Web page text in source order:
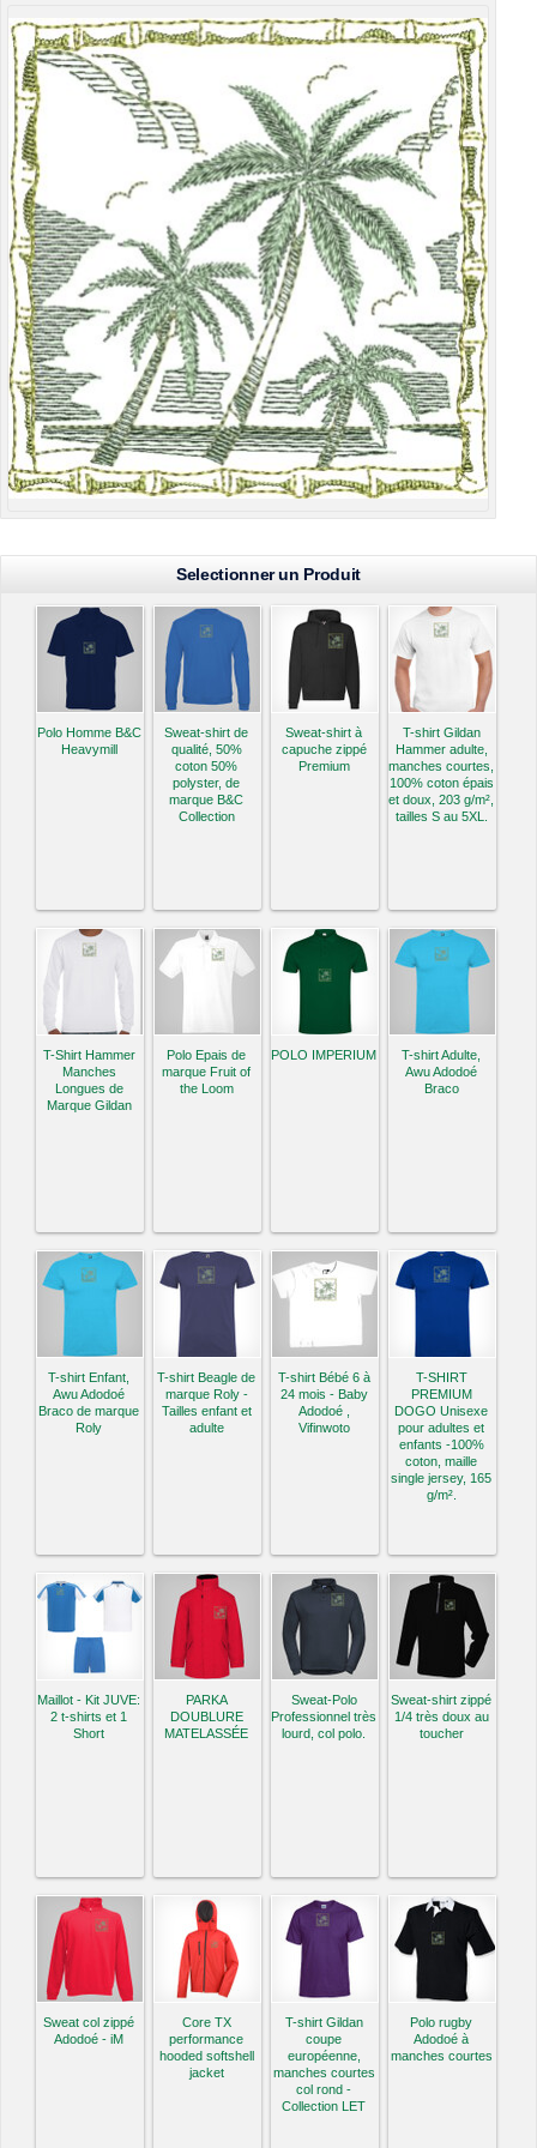
Selectionner un Produit
Polo Homme B&C
Heavymill
Sweat-shirt de
qualité, 50%
coton 50%
polyster, de
marque B&C
Collection
Sweat-shirt à
capuche zippé
Premium
T-shirt Gildan
Hammer adulte,
manches courtes,
100% coton épais
et doux, 203 g/m²,
tailles S au 5XL.
T-Shirt Hammer
Manches
Longues de
Marque Gildan
Polo Epais de
marque Fruit of
the Loom
POLO IMPERIUM
T-shirt Adulte,
Awu Adodoé
Braco
T-shirt Enfant,
Awu Adodoé
Braco de marque
Roly
T-shirt Beagle de
marque Roly -
Tailles enfant et
adulte
T-shirt Bébé 6 à
24 mois - Baby
Adodoé ,
Vifinwoto
T-SHIRT
PREMIUM
DOGO Unisexe
pour adultes et
enfants -100%
coton, maille
single jersey, 165
g/m².
Maillot - Kit JUVE:
2 t-shirts et 1
Short
PARKA
DOUBLURE
MATELASSÉE
Sweat-Polo
Professionnel très
lourd, col polo.
Sweat-shirt zippé
1/4 très doux au
toucher
Sweat col zippé
Adodoé - iM
Core TX
performance
hooded softshell
jacket
T-shirt Gildan
coupe
européenne,
manches courtes
col rond -
Collection LET
Polo rugby
Adodoé à
manches courtes